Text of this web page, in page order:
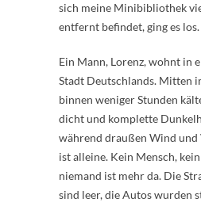
sich meine Minibibliothek
entfernt befindet, ging es los.
Ein Mann, Lorenz, wohnt in
Stadt Deutschlands. Mitten
binnen weniger Stunden
dicht und komplette
während draußen Wind
ist alleine. Kein Mensch,
niemand ist mehr da. Die
sind leer, die Autos wurden